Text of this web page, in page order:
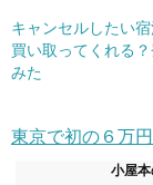
キャンセルしたい
買い取ってくれる
みた
東京で初の６万
小屋本